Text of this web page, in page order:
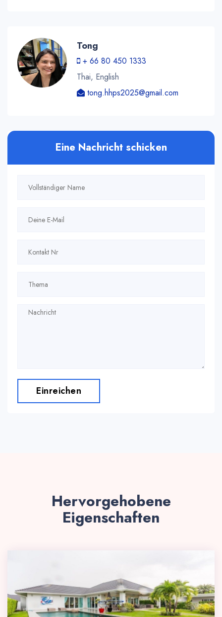
Tong
+ 66 80 450 1333
Thai, English
tong.hhps2025@gmail.com
Eine Nachricht schicken
Einreichen
Hervorgehobene
Eigenschaften